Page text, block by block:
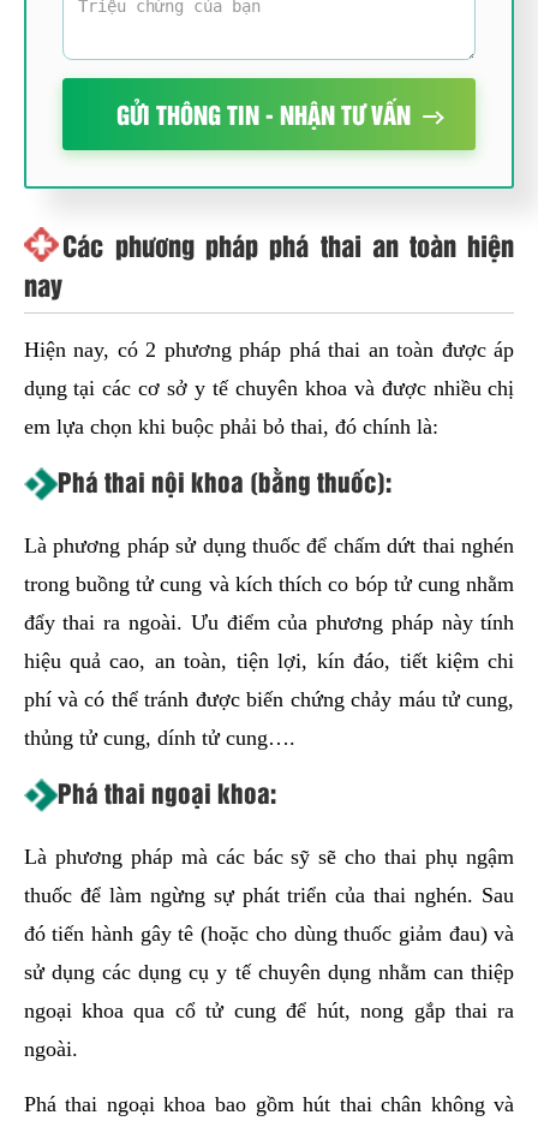
GỬI THÔNG TIN - NHẬN TƯ VẤN
Các phương pháp phá thai an toàn hiện
nay
Hiện nay, có 2 phương pháp phá thai an toàn được áp
dụng tại các cơ sở y tế chuyên khoa và được nhiều chị
em lựa chọn khi buộc phải bỏ thai, đó chính là:
Phá thai nội khoa (bằng thuốc):
Là phương pháp sử dụng thuốc để chấm dứt thai nghén
trong buồng tử cung và kích thích co bóp tử cung nhằm
đẩy thai ra ngoài. Ưu điểm của phương pháp này tính
hiệu quả cao, an toàn, tiện lợi, kín đáo, tiết kiệm chi
phí và có thể tránh được biến chứng chảy máu tử cung,
thủng tử cung, dính tử cung….
Phá thai ngoại khoa:
Là phương pháp mà các bác sỹ sẽ cho thai phụ ngậm
thuốc để làm ngừng sự phát triển của thai nghén. Sau
đó tiến hành gây tê (hoặc cho dùng thuốc giảm đau) và
sử dụng các dụng cụ y tế chuyên dụng nhằm can thiệp
ngoại khoa qua cổ tử cung để hút, nong gắp thai ra
ngoài.
Phá thai ngoại khoa bao gồm hút thai chân không và